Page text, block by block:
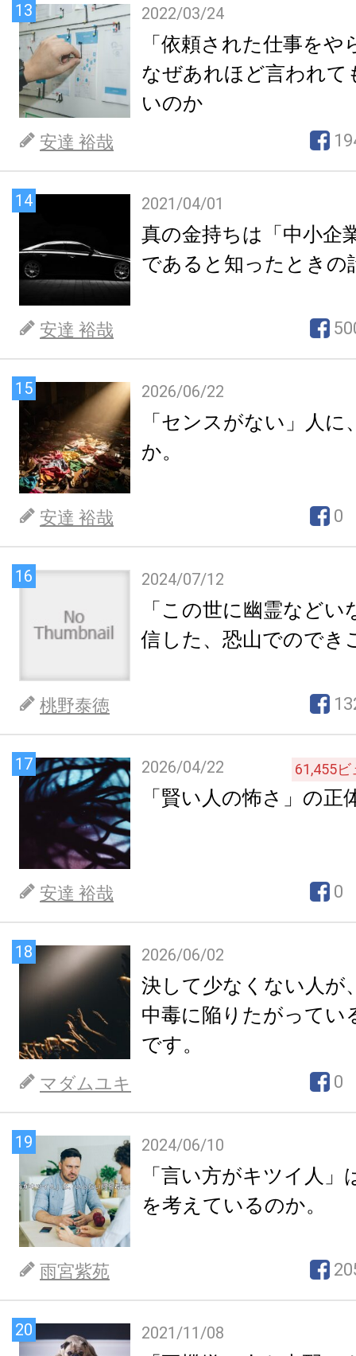
13 2022/03/24
「依頼された仕事を
なぜあれほど言われて
いのか
安達 裕哉
14 2021/04/01
真の金持ちは「中小企
であると知ったときの
安達 裕哉
15 2026/06/22
「センスがない」人
か。
安達 裕哉 0
16 2024/07/12
「この世に幽霊など
信した、恐山でのでき
桃野泰徳
17 2026/04/22 61,455ビ
「賢い人の怖さ」の正
安達 裕哉 0
18 2026/06/02
決して少なくない人が
中毒に陥りたがってい
です。
マダムユキ 0
19 2024/06/10
「言い方がキツイ人
を考えているのか。
雨宮紫苑
20 2021/11/08